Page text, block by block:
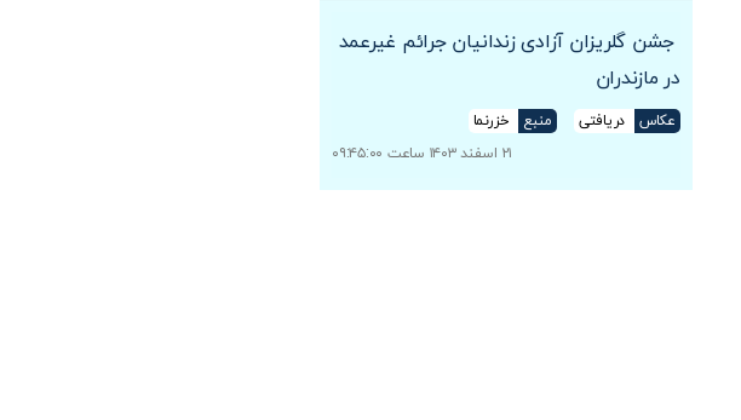
جشن گلریزان آزادی زندانیان جرائم غیرعمد
در مازندران
عکاس دریافتی منبع
خزرنما
۲۱ اسفند ۱۴۰۳ ساعت ۰۹:۴۵:۰۰